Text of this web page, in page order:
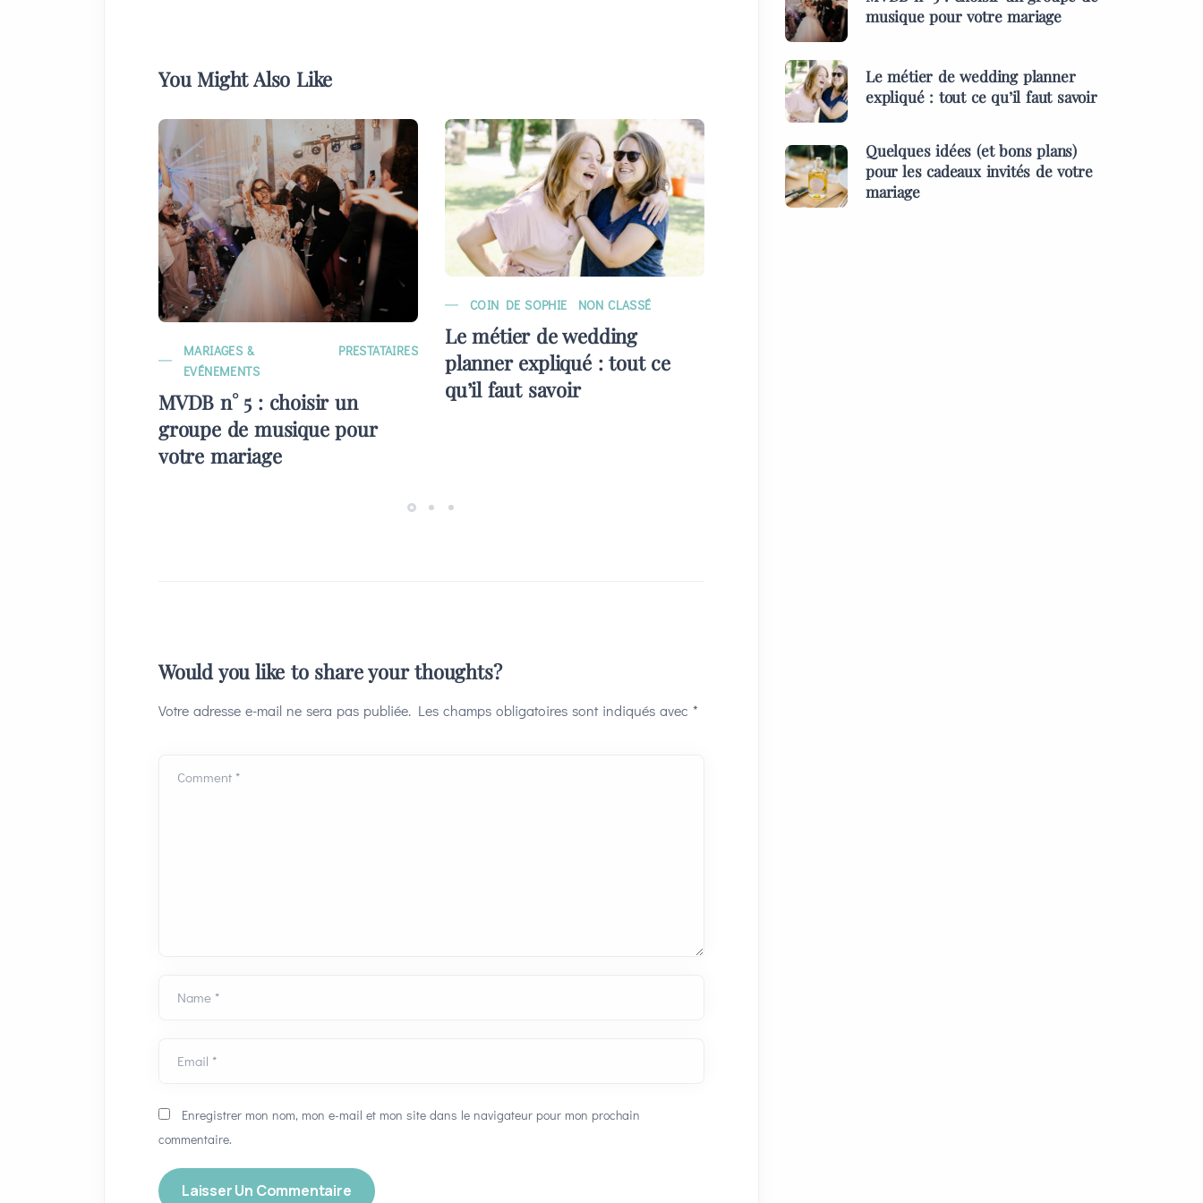
You Might Also Like
MARIAGES &
EVÉNEMENTS
PRESTATAIRES
MVDB n° 5 : choisir un
groupe de musique pour
votre mariage
COIN DE SOPHIE NON CLASSÉ
Le métier de wedding
planner expliqué : tout ce
qu’il faut savoir
Would you like to share your thoughts?
Votre adresse e-mail ne sera pas publiée. Les champs obligatoires sont indiqués avec *
Comment *
Name *
Email *
Enregistrer mon nom, mon e-mail et mon site dans le navigateur pour mon prochain
commentaire.
musique pour votre mariage
Le métier de wedding planner
expliqué : tout ce qu’il faut savoir
Quelques idées (et bons plans)
pour les cadeaux invités de votre
mariage